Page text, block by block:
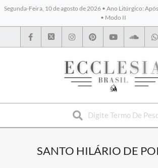
Segunda-Feira, 10 de agosto de 2026 • Ano Litúrgico:
• Modo II
BYBLOS
SANTO HILÁRIO DE